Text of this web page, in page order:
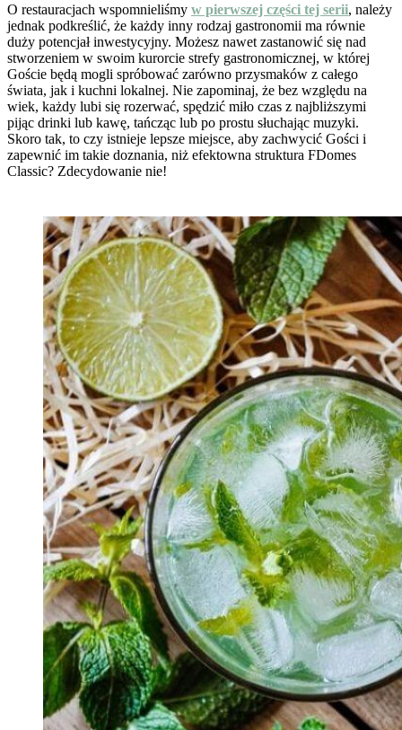
O restauracjach wspomnieliśmy w pierwszej części tej serii, należy
jednak podkreślić, że każdy inny rodzaj gastronomii ma równie
duży potencjał inwestycyjny. Możesz nawet zastanowić się nad
stworzeniem w swoim kurorcie strefy gastronomicznej, w której
Goście będą mogli spróbować zarówno przysmaków z całego
świata, jak i kuchni lokalnej. Nie zapominaj, że bez względu na
wiek, każdy lubi się rozerwać, spędzić miło czas z najbliższymi
pijąc drinki lub kawę, tańcząc lub po prostu słuchając muzyki.
Skoro tak, to czy istnieje lepsze miejsce, aby zachwycić Gości i
zapewnić im takie doznania, niż efektowna struktura FDomes
Classic? Zdecydowanie nie!